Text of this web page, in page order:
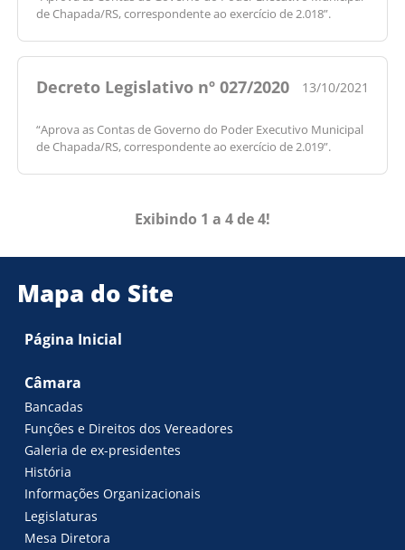
de Chapada/RS, correspondente ao exercício de 2.018”.
Decreto Legislativo nº 027/2020 13/10/2021
“Aprova as Contas de Governo do Poder Executivo Municipal
de Chapada/RS, correspondente ao exercício de 2.019”.
Exibindo 1 a 4 de 4!
Mapa do Site
Página Inicial
Câmara
Bancadas
Funções e Direitos dos Vereadores
Galeria de ex-presidentes
História
Informações Organizacionais
Legislaturas
Mesa Diretora